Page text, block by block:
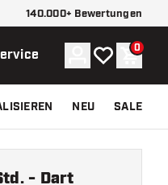
140.000+ Bewertungen
Konto
Meine 0
NEU SALE
- Dart